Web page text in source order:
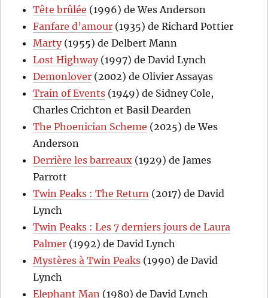
Tête brûlée (1996) de Wes Anderson
Fanfare d’amour (1935) de Richard Pottier
Marty(1955) de Delbert Mann
Lost Highway(1997) de David Lynch
Demonlover (2002) de Olivier Assayas
Train of Events (1949) de Sidney Cole,
Charles Crichton et Basil Dearden
The Phoenician Scheme (2025) de Wes
Anderson
Derrière les barreaux (1929) de James
Parrott
Twin Peaks : The Return (2017) de David
Lynch
Twin Peaks : Les 7 derniers jours de Laura
Palmer (1992) de David Lynch
Mystères à Twin Peaks (1990) de David
Lynch
Elephant Man (1980) de David Lynch